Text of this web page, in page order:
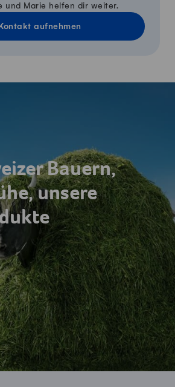
und Marie helfen dir weiter.
Kontakt aufnehmen
Bauern,
unsere